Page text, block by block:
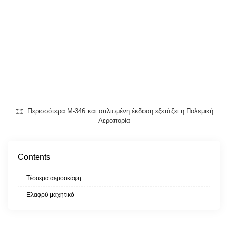
Περισσότερα Μ-346 και οπλισμένη έκδοση εξετάζει η Πολεμική
Αεροπορία
Contents
Τέσσερα αεροσκάφη
Ελαφρύ μαχητικό